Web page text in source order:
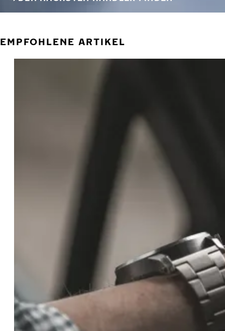
EMPFOHLENE ARTIKEL